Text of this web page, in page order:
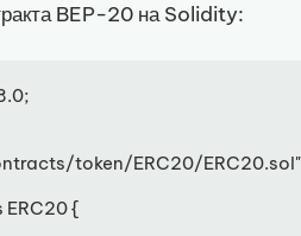
BEP-20 на Solidity:
token/ERC20/
{